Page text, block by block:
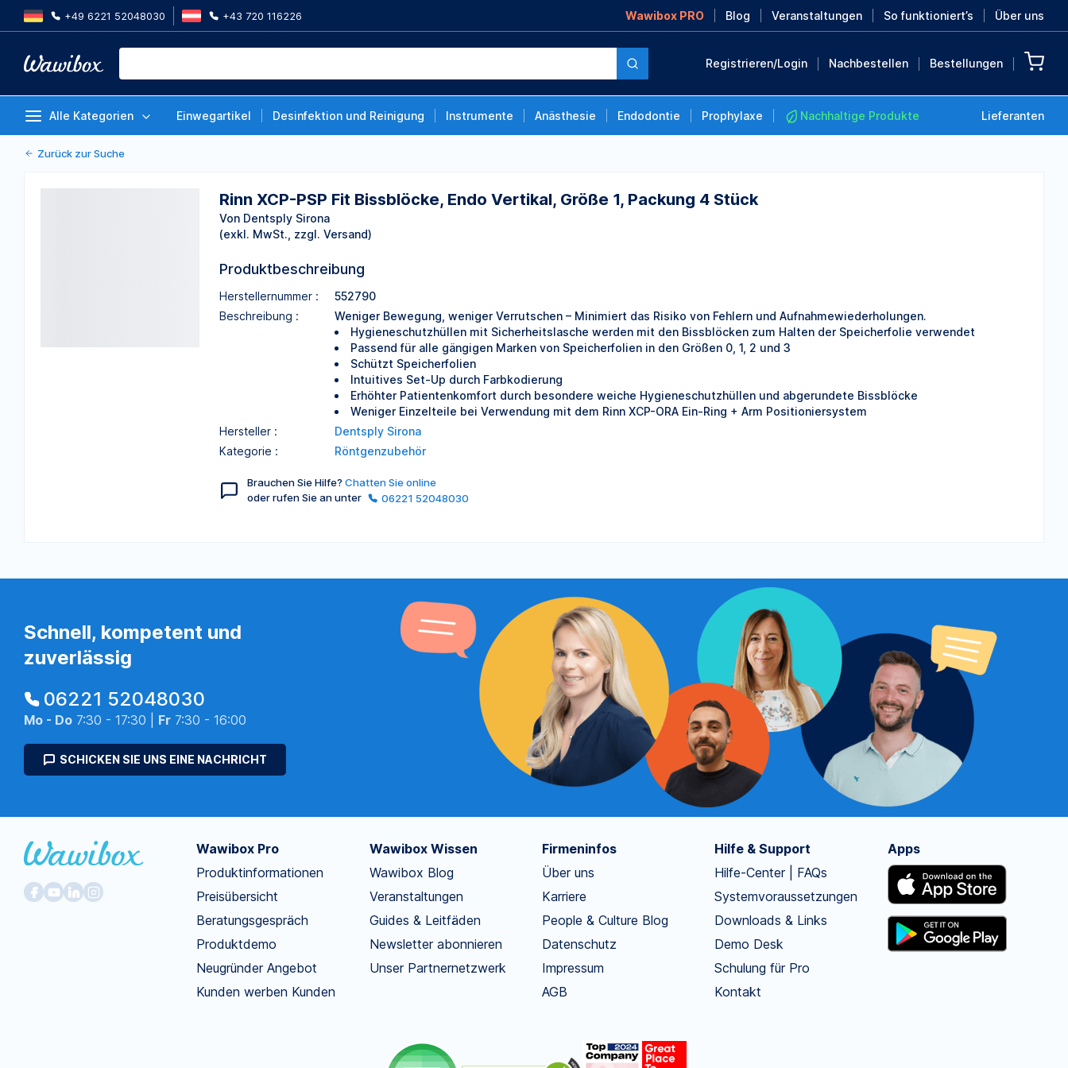
+49 6221 52048030 +43 720 116226 Wawibox PRO Blog Veranstaltungen So funktioniert’s Über uns
Registrieren/Login Nachbestellen Bestellungen
Alle Kategorien Einwegartikel Desinfektion und Reinigung Instrumente Anästhesie Endodontie Prophylaxe Nachhaltige Produkte Lieferanten
MEHR ENTDECKEN
Rinn XCP-PSP Fit Bissblöcke, Endo Vertikal, Größe 1,
Zurück zur Suche
Rinn XCP-PSP Fit Bissblöcke, Endo Vertikal, Größe 1, Packung 4 Stück
Von Dentsply Sirona
(exkl. MwSt., zzgl. Versand)
Produktbeschreibung
Herstellernummer :
552790
Beschreibung :
Weniger Bewegung, weniger Verrutschen – Minimiert das Risiko von Fehlern und Aufnahmewiederholungen.
Hygieneschutzhüllen mit Sicherheitslasche werden mit den Bissblöcken zum Halten der Speicherfolie verwendet
Passend für alle gängigen Marken von Speicherfolien in den Größen 0, 1, 2 und 3
Schützt Speicherfolien
Intuitives Set-Up durch Farbkodierung
Erhöhter Patientenkomfort durch besondere weiche Hygieneschutzhüllen und abgerundete Bissblöcke
Weniger Einzelteile bei Verwendung mit dem Rinn XCP-ORA Ein-Ring + Arm Positioniersystem
Hersteller :
Dentsply Sirona
Kategorie :
Röntgenzubehör
Brauchen Sie Hilfe? Chatten Sie online
oder rufen Sie an unter
06221 52048030
Schnell, kompetent und
zuverlässig
06221 52048030
Mo - Do 7:30 - 17:30 | Fr 7:30 - 16:00
SCHICKEN SIE UNS EINE NACHRICHT
Wawibox Pro
Produktinformationen
Preisübersicht
Beratungsgespräch
Produktdemo
Neugründer Angebot
Kunden werben Kunden
Wawibox Wissen
Wawibox Blog
Veranstaltungen
Guides & Leitfäden
Newsletter abonnieren
Unser Partnernetzwerk
Firmeninfos
Über uns
Karriere
People & Culture Blog
Datenschutz
Impressum
AGB
Hilfe & Support
Hilfe-Center | FAQs
Systemvoraussetzungen
Downloads & Links
Demo Desk
Schulung für Pro
Kontakt
Apps